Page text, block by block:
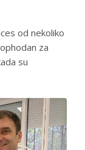
od nekoliko
za
su